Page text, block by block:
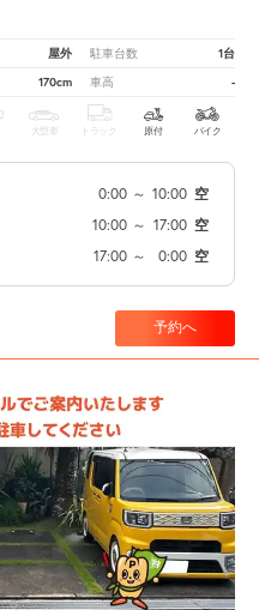
屋外 駐車台数 1台
170cm 車高 -
大型車 トラック 原付 バイク
0:00 ～ 10:00 空
10:00 ～ 17:00 空
17:00 ～ 0:00 空
予約へ